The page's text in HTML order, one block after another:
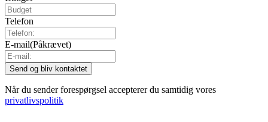
Telefon
E-mail(Påkrævet)
Når du sender forespørgsel accepterer du samtidig vores
privatlivspolitik